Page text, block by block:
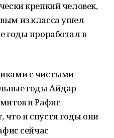
крепкий человек,
из класса ушел
годы проработал в
с чистыми
годы Айдар
и Рафис
что и спустя годы они
сейчас